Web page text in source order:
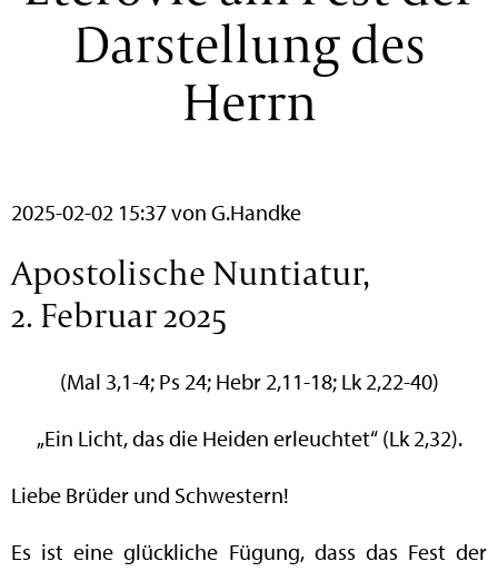
Darstellung des
Herrn
2025-02-02 15:37von G.Handke
Apostolische Nuntiatur,
2. Februar 2025
(Mal 3,1-4; Ps 24; Hebr 2,11-18; Lk 2,22-40)
„Ein Licht, das die Heiden erleuchtet“ (Lk 2,32).
Liebe Brüder und Schwestern!
Es ist eine glückliche Fügung, dass das Fest der